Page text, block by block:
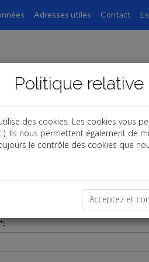
Adresses utiles Contact
nous votre message ou votre
Politique
des cookies. Les cookies vous
Ils nous permettent également
le contrôle des cookies que
Acceptez et